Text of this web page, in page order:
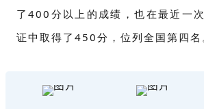
了400分以上的成绩，也在最近一
证中取得了450分，位列全国第四名